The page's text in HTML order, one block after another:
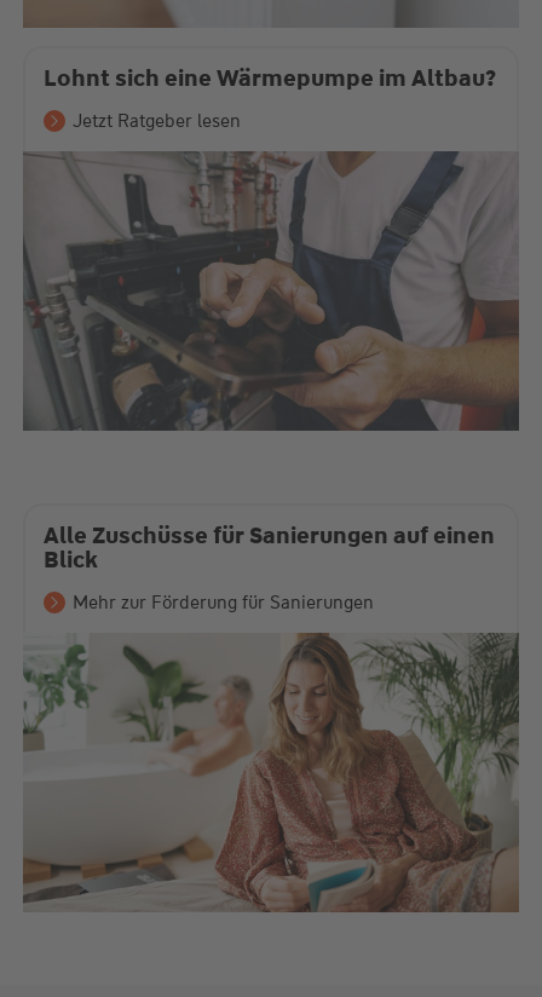
Lohnt sich eine Wärmepumpe im Altbau?
Jetzt Ratgeber lesen
Alle Zuschüsse für Sanierungen auf einen
Blick
Mehr zur Förderung für Sanierungen